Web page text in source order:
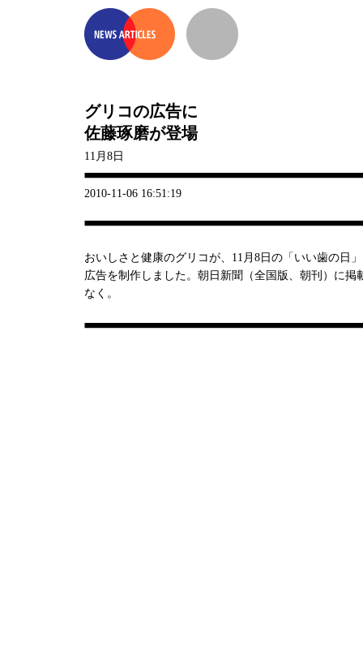
グリコの広告に
佐藤琢磨が登場
11月8日
2010-11-06 16:51:19
おいしさと健康のグリコが、11月8日の「いい歯の日
広告を制作しました。朝日新聞（全国版、朝刊）に掲
なく。